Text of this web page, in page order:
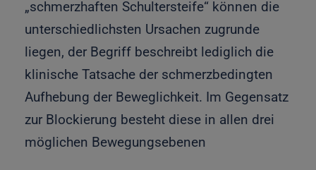
„schmerzhaften Schultersteife“ können die
unterschiedlichsten Ursachen zugrunde
liegen, der Begriff beschreibt lediglich die
klinische Tatsache der schmerzbedingten
Aufhebung der Beweglichkeit. Im Gegensatz
zur Blockierung besteht diese in allen drei
möglichen Bewegungsebenen